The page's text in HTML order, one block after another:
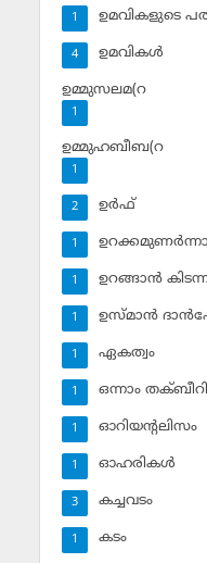
ഉമവികളുടെ
1
ഉമവികള്‍
4
ഉമ്മുസലമ(റ
1
ഉമ്മുഹബീബ(റ
1
ഉര്‍ഫ്
2
1
ഉറങ്ങാന്‍
1
ഉസ്മാന്‍
1
ഏകത്വം
1
ഒന്നാം
1
ഓറിയന്റലിസം
1
ഓഹരികള്‍
1
കച്ചവടം
3
കടം
1